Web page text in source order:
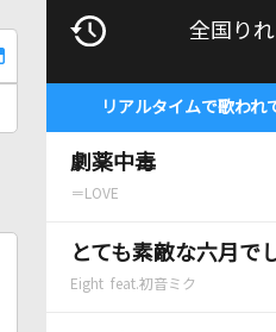
全国り
リアルタイムで歌われ
劇薬中毒
＝LOVE
とても素敵な六月で
Eight feat.初音ミク